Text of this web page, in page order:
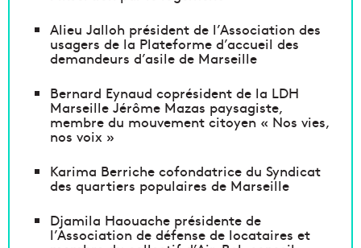
Alieu Jalloh président de l’Association des
usagers de la Plateforme d’accueil des
demandeurs d’asile de Marseille
Bernard Eynaud coprésident de la LDH
Marseille Jérôme Mazas paysagiste,
membre du mouvement citoyen « Nos vies,
nos voix »
Karima Berriche cofondatrice du Syndicat
des quartiers populaires de Marseille
Djamila Haouache présidente de
l’Association de défense de locataires et